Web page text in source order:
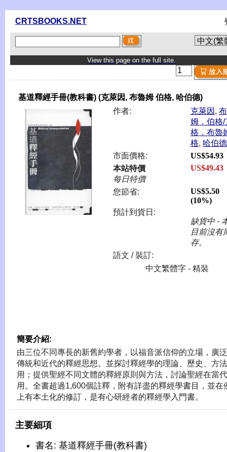
CRTSBOOKS.NET
View this page on the full site.
基道釋經手冊(教科書) (克萊因, 布魯姆 伯格, 哈伯德)
作者:
克萊因 ,
姆．伯格/
格．布魯
格, 哈伯德
市面價格:
US$54.93
本站特價
每日特價
US$49.43
您節省:
US$5.50
(10%)
預計到貨日:
缺貨中 -
目前沒有
存。
語文 / 裝訂:
中文繁體字 - 精裝
簡要介紹:
由三位不同專長的新舊約學者，以福音派信仰的立場，廣
傳統和近代的釋經思想。並探討釋經學的理論、歷史、方
用；提供聖經不同文體的釋經原則與方法，討論聖經在當
用。全書超過1,600個註釋，附有詳盡的釋經學書目，並在
上有本土化的修訂，是有心研經者的釋經學入門書。
主要細項
書名: 基道釋經手冊(教科書)